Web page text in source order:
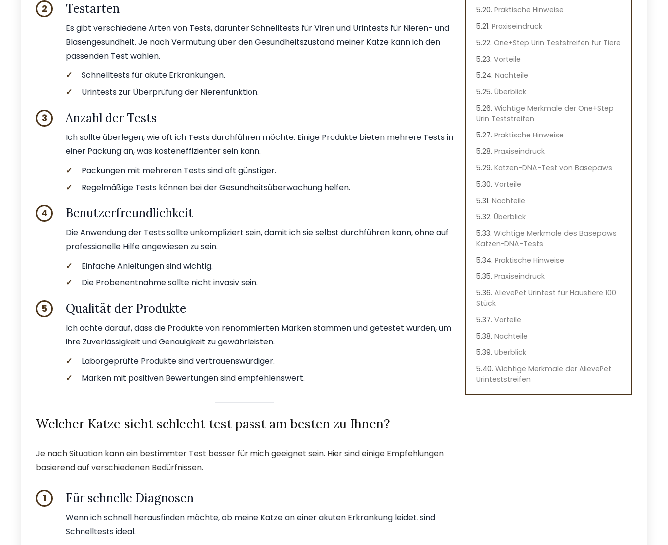
2 Testarten
Es gibt verschiedene Arten von Tests, darunter Schnelltests für Viren und Urintests für Nieren- und
Blasengesundheit. Je nach Vermutung über den Gesundheitszustand meiner Katze kann ich den
passenden Test wählen.
✓
Schnelltests für akute Erkrankungen.
✓
Urintests zur Überprüfung der Nierenfunktion.
3 Anzahl der Tests
Ich sollte überlegen, wie oft ich Tests durchführen möchte. Einige Produkte bieten mehrere Tests in
einer Packung an, was kosteneffizienter sein kann.
✓
Packungen mit mehreren Tests sind oft günstiger.
✓
Regelmäßige Tests können bei der Gesundheitsüberwachung helfen.
4 Benutzerfreundlichkeit
Die Anwendung der Tests sollte unkompliziert sein, damit ich sie selbst durchführen kann, ohne auf
professionelle Hilfe angewiesen zu sein.
✓
Einfache Anleitungen sind wichtig.
✓
Die Probenentnahme sollte nicht invasiv sein.
5 Qualität der Produkte
Ich achte darauf, dass die Produkte von renommierten Marken stammen und getestet wurden, um
ihre Zuverlässigkeit und Genauigkeit zu gewährleisten.
✓
Laborgeprüfte Produkte sind vertrauenswürdiger.
✓
Marken mit positiven Bewertungen sind empfehlenswert.
Welcher Katze sieht schlecht test passt am besten zu Ihnen?
Je nach Situation kann ein bestimmter Test besser für mich geeignet sein. Hier sind einige Empfehlungen
basierend auf verschiedenen Bedürfnissen.
1 Für schnelle Diagnosen
Wenn ich schnell herausfinden möchte, ob meine Katze an einer akuten Erkrankung leidet, sind
Schnelltests ideal.
Praktische Hinweise
Praxiseindruck
One+Step Urin Teststreifen für Tiere
Vorteile
Nachteile
Überblick
Wichtige Merkmale der One+Step
Urin Teststreifen
Praktische Hinweise
Praxiseindruck
Katzen-DNA-Test von Basepaws
Vorteile
Nachteile
Überblick
Wichtige Merkmale des Basepaws
Katzen-DNA-Tests
Praktische Hinweise
Praxiseindruck
AlievePet Urintest für Haustiere 100
Stück
Vorteile
Nachteile
Überblick
Wichtige Merkmale der AlievePet
Urinteststreifen
Praktische Hinweise